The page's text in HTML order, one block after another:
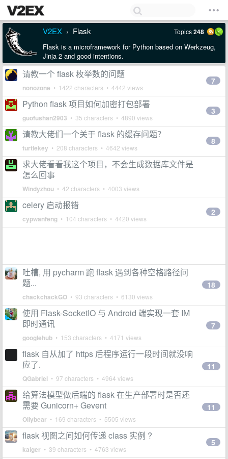
V2EX › Flask Topics248
Flask is a microframework for Python based on Werkzeug,
Jinja 2 and good intentions.
请教一个 flask 枚举数的问题
nonozone • 1422 characters • 4442 views
7
Python flask 项目如何加密打包部署
guofushan2903 • 35 characters • 4890 views
3
请教大佬们一个关于 flask 的缓存问题？
turtlekey • 208 characters • 4642 views
8
求大佬看看我这个项目，不会生成数据库文件是
怎么回事
Windyzhou • 42 characters • 4003 views
celery 启动报错
cypwanfeng • 104 characters • 4420 views
2
吐槽, 用 pycharm 跑 flask 遇到各种空格路径问
题...
chackchackGO • 93 characters • 6130 views
18
使用 Flask-SocketIO 与 Android 端实现一套 IM
即时通讯
googlehub • 153 characters • 4171 views
7
flask 自从加了 https 后程序运行一段时间就没响
应了.
QGabriel • 97 characters • 4964 views
11
给算法模型做后端的 flask 在生产部署时是否还
需要 Gunicorn+ Gevent
Oilybear • 169 characters • 5505 views
11
flask 视图之间如何传递 class 实例 ?
kaiger • 39 characters • 4763 views
5